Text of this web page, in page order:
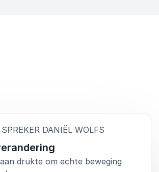
DANIËL WOLFS
drukte om echte beweging